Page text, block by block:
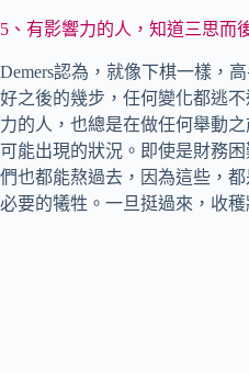
5、有影響力的人，知道三思而
Demers認為，就像下棋一樣，
好之後的幾步，任何變化都逃
力的人，也總是在做任何舉動
可能出現的狀況。即使是財務
們也都能熬過去，因為這些，
必要的犧牲。一旦挺過來，收穫